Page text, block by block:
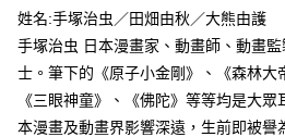
※ 請注意：結帳手續完成當下不需立刻繳費
購買商品的店家。未經商家同意取消之訂單
後付繳納相關費用。
※ 交易是否成功請以「AFTEE先享後付 」之
是否繳費成功／繳費後需取消欲退款等相關
每筆NT$80，滿NT$500(含以上)免運費
付款後萊爾富取貨
每筆NT$80，滿NT$500(含以上)免運費
姓名:手塚治虫／田畑由秋／大熊由護
手塚治虫 日本漫畫家、動畫師、動畫
士。筆下的《原子小金剛》、《森林大
《三眼神童》、《佛陀》等等均是大
本漫畫及動畫界影響深遠，生前即被譽